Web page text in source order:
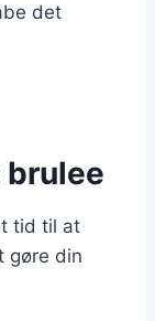
det
tid til at
gøre din